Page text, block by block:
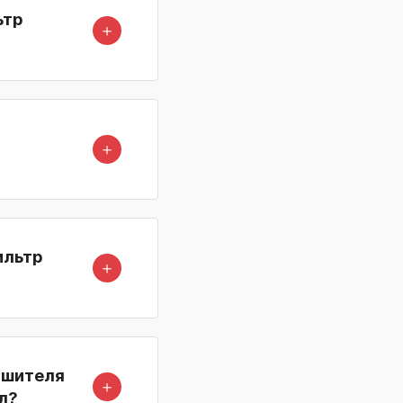
＋
＋
＋
＋